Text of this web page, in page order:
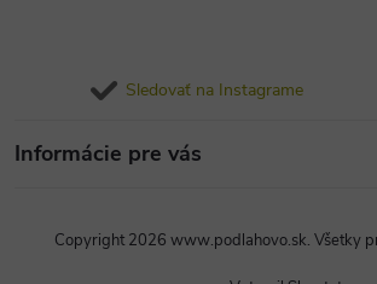
Sledovať na Instagrame
Informácie pre vás
Copyright 2026 www.podlahovo.sk. Všetky